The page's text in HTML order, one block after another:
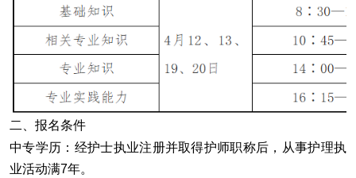
二、‌ 报名条件
中专学历 ： 经护士执业注册并取得护师职称后，从事护理执
业活动满7年。